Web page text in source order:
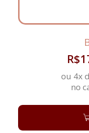
R$
ou 4x
no